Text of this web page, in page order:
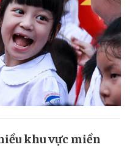
khu vực miền